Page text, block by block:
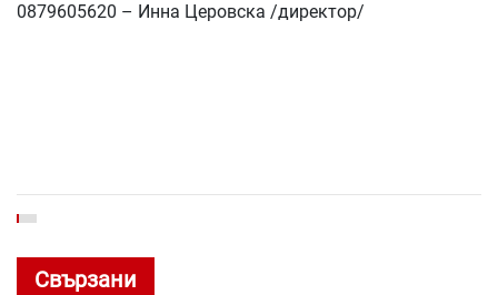
0879605620 – Инна Церовска /директор/
Свързани